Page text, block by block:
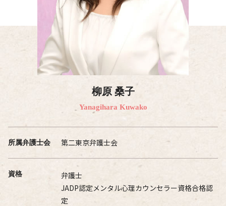
柳原 桑子
Yanagihara Kuwako
所属弁護士会 第二東京弁護士会
資格
弁護士
JADP認定メンタル心理カウンセラー資格合格認
定